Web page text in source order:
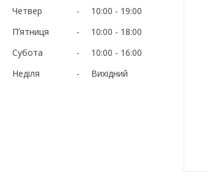
Четвер
10:00
19:00
Пʼятниця
10:00
18:00
Субота
10:00
16:00
Неділя
Вихідний